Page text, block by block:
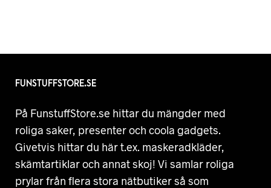
FUNSTUFFSTORE.SE
På FunstuffStore.se hittar du mängder med
roliga saker, presenter och coola gadgets.
Givetvis hittar du här t.ex. maskeradkläder,
skämtartiklar och annat skoj! Vi samlar roliga
prylar från flera stora nätbutiker så som